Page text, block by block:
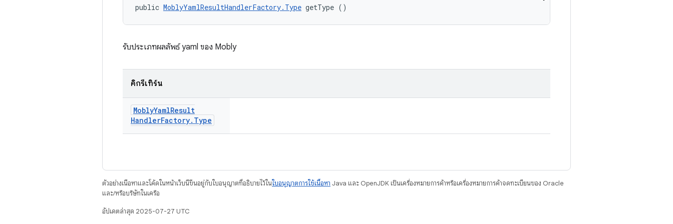
public MoblyYamlResultHandlerFactory.Type getType ()
รับประเภทผลลัพธ์ yaml ของ Mobly
คิกรีเทิร์น
MoblyYamlResult
HandlerFactory. Type
ตัวอย่างเนื้อหาและโค้ดในหน้าเว็บนี้ขึ้นอยู่กับใบอนุญาตที่อธิบายไว้ในใบอนุญาตการใช้เนื้อหา Java และ OpenJDK เป็นเครื่องหมายการค้าหรือเครื่องหมายการค้าจดทะเบียนของ Oracle
และ/หรือบริษัทในเครือ
อัปเดตล่าสุด 2025-07-27 UTC